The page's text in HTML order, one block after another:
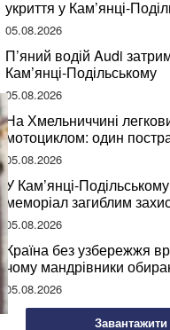
укриття у Кам’янці-
Хмельниччині
05.08.2026
П’яний водій Audi
Кам’янці-Подільському
05.08.2026
На Хмельниччині
мотоциклом: один
05.08.2026
У Кам’янці-
меморіал загиблим
05.08.2026
Країна без узбережжя
чому мандрівники
відпочинок
05.08.2026